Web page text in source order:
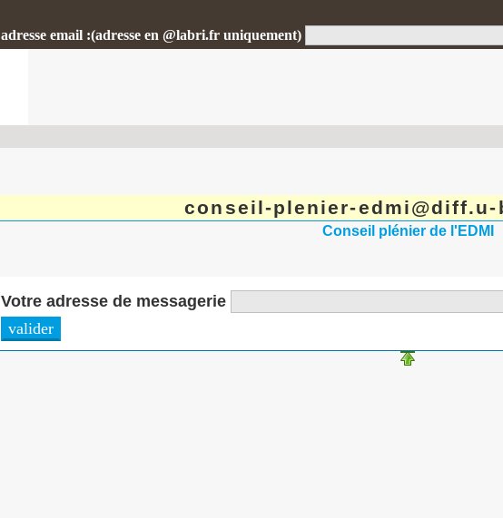
adresse email :(adresse en @labri.fr uniquement)
conseil-plenier-edmi@diff.u-
Conseil plénier de l'EDMI
Votre adresse de messagerie